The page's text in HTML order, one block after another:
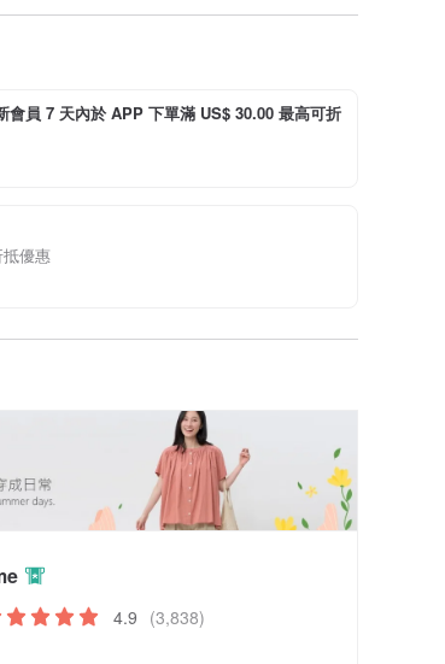
會員 7 天內於 APP 下單滿 US$ 30.00 最高可折
優惠
4.9 (3,838)